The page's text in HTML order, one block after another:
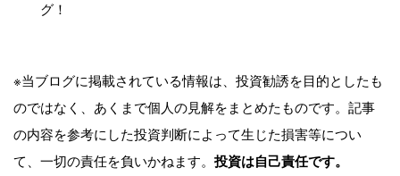
グ！
※当ブログに掲載されている情報は、投資勧誘を目的としたも
のではなく、あくまで個人の見解をまとめたものです。記事
の内容を参考にした投資判断によって生じた損害等につい
て、一切の責任を負いかねます。 投資は自己責任です。